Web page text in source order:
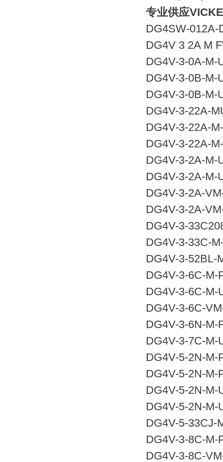
专业供应
DG4SW-012A-
DG4V 3 2A M
DG4V-3-0A-M-
DG4V-3-0B-M-
DG4V-3-0B-M-
DG4V-3-22A-
DG4V-3-22A-
DG4V-3-22A-
DG4V-3-2A-M-
DG4V-3-2A-M-
DG4V-3-2A-
DG4V-3-2A-
DG4V-3-
DG4V-3-33C-
DG4V-3-52BL-
DG4V-3-6C-M-
DG4V-3-6C-M-
DG4V-3-6C-
DG4V-3-6N-M-
DG4V-3-7C-M-
DG4V-5-2N-M-
DG4V-5-2N-M-
DG4V-5-2N-M-
DG4V-5-2N-M-
DG4V-5-33CJ-
DG4V-3-8C-M-
DG4V-3-8C-